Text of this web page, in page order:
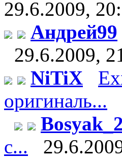
29.6.2009,
Андрей99
29.6.2009,
NiTiX
оригиналь...
с...